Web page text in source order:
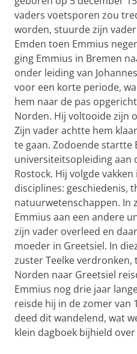
vaders voetsporen zou
worden, stuurde zijn
Emden toen Emmius
ging Emmius in Bremen
onder leiding van
voor een korte periode,
hem naar de pas
Norden. Hij voltooide zijn
Zijn vader achtte hem
te gaan. Zodoende startte
universiteitsopleiding aan
Rostock. Hij volgde
disciplines: geschiedenis,
natuurwetenschappen. In
Emmius aan een andere
zijn vader overleed en
moeder in Greetsiel. In
zuster Teelke verdronken,
Norden naar Greetsiel
Emmius nog drie jaar
reisde hij in de zomer van
deed dit wandelend, wat
klein dagboek bijhield